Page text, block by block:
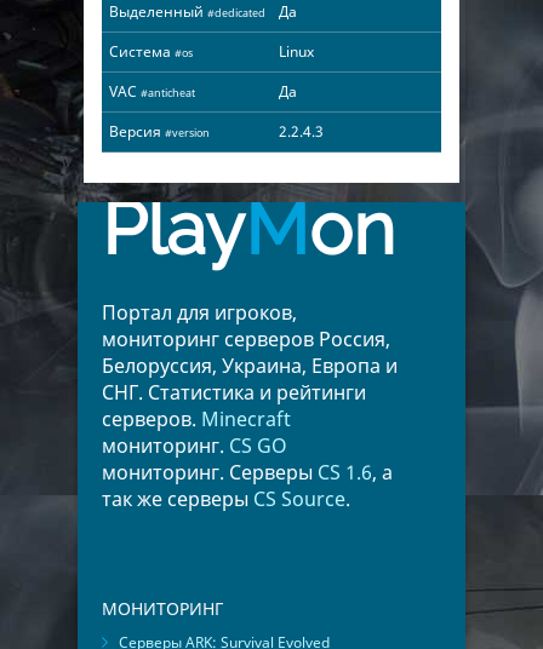
Выделенный #dedicated
Да
Система #os
Linux
VAC #anticheat
Да
Версия #version 2.2.4.3
PlayMon
Портал для игроков,
мониторинг серверов Россия,
Белоруссия, Украина, Европа и
СНГ. Статистика и рейтинги
серверов. Minecraft
мониторинг. CS GO
мониторинг. Серверы CS 1.6, а
так же серверы CS Source.
МОНИТОРИНГ
Серверы ARK: Survival Evolved